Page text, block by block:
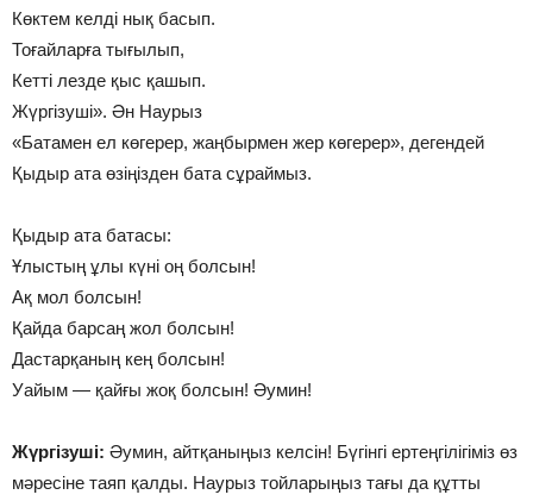
Көктем келді нық басып.
Тоғайларға тығылып,
Кетті лезде қыс қашып.
Жүргізуші». Ән Наурыз
«Батамен ел көгерер, жаңбырмен жер көгерер», дегендей
Қыдыр ата өзіңізден бата сұраймыз.
Қыдыр ата батасы:
Ұлыстың ұлы күні оң болсын!
Ақ мол болсын!
Қайда барсаң жол болсын!
Дастарқаның кең болсын!
Уайым — қайғы жоқ болсын! Әумин!
Жүргізуші: Әумин, айтқаныңыз келсін! Бүгінгі ертеңгілігіміз өз
мәресіне таяп қалды. Наурыз тойларыңыз тағы да құтты